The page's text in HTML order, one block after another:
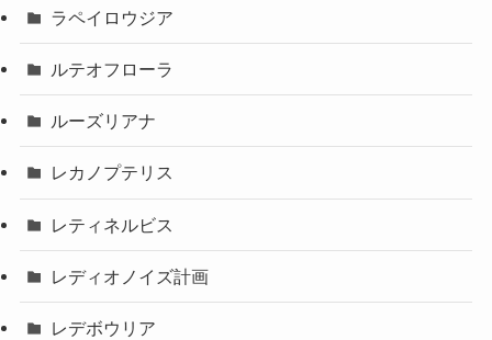
ラペイロウジア
ルテオフローラ
ルーズリアナ
レカノプテリス
レティネルビス
レディオノイズ計画
レデボウリア